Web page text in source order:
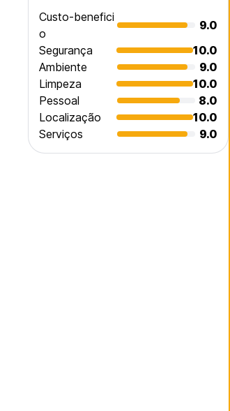
Custo-benefici
o
9.0
Segurança
10.0
Ambiente
9.0
Limpeza
10.0
Pessoal
8.0
Localização
10.0
Serviços
9.0